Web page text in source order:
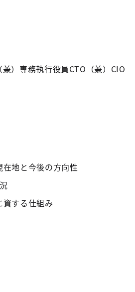
）専務執行役員CTO（兼）CIO
地と今後の方向性
する仕組み